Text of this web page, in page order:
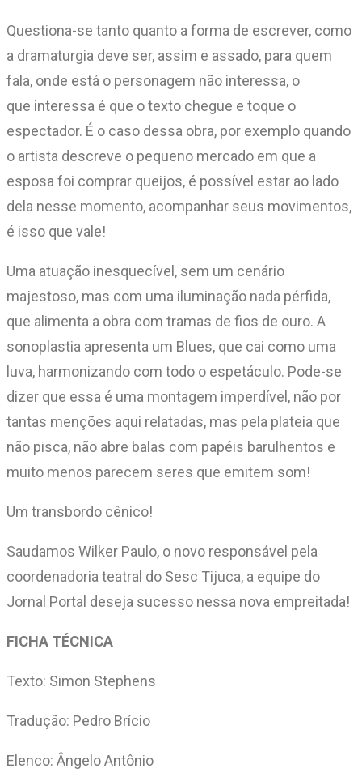
Questiona-se tanto quanto a forma de escrever, como
a dramaturgia deve ser, assim e assado, para quem
fala, onde está o personagem não interessa, o
que interessa é que o texto chegue e toque o
espectador. É o caso dessa obra, por exemplo quando
o artista descreve o pequeno mercado em que a
esposa foi comprar queijos, é possível estar ao lado
dela nesse momento, acompanhar seus movimentos,
é isso que vale!
Uma atuação inesquecível, sem um cenário
majestoso, mas com uma iluminação nada pérfida,
que alimenta a obra com tramas de fios de ouro. A
sonoplastia apresenta um Blues, que cai como uma
luva, harmonizando com todo o espetáculo. Pode-se
dizer que essa é uma montagem imperdível, não por
tantas menções aqui relatadas, mas pela plateia que
não pisca, não abre balas com papéis barulhentos e
muito menos parecem seres que emitem som!
Um transbordo cênico!
Saudamos Wilker Paulo, o novo responsável pela
coordenadoria teatral do Sesc Tijuca, a equipe do
Jornal Portal deseja sucesso nessa nova empreitada!
FICHA TÉCNICA
Texto: Simon Stephens
Tradução: Pedro Brício
Elenco: Ângelo Antônio